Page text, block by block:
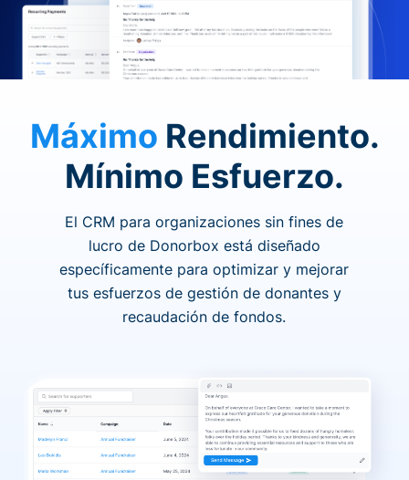
Máximo Rendimiento.
Mínimo Esfuerzo.
El CRM para organizaciones sin fines de
lucro de Donorbox está diseñado
específicamente para optimizar y mejorar
tus esfuerzos de gestión de donantes y
recaudación de fondos.